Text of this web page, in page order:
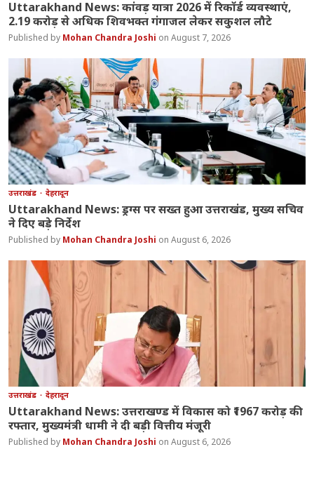
Uttarakhand News: कांवड़ यात्रा 2026 में रिकॉर्ड व्यवस्थाएं,
2.19 करोड़ से अधिक शिवभक्त गंगाजल लेकर सकुशल लौटे
Mohan Chandra Joshi August 7, 2026
उत्तराखंड देहरादून
Uttarakhand News: ड्रग्स पर सख्त हुआ उत्तराखंड, मुख्य सचिव
ने दिए बड़े निर्देश
Mohan Chandra Joshi August 6, 2026
उत्तराखंड देहरादून
Uttarakhand News: उत्तराखण्ड में विकास को ₹1967 करोड़ की
रफ्तार, मुख्यमंत्री धामी ने दी बड़ी वित्तीय मंजूरी
Mohan Chandra Joshi August 6, 2026